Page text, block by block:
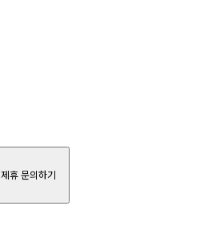
제휴 문의하기